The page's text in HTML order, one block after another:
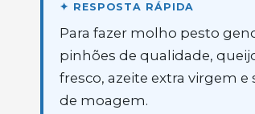
Para fazer molho pesto
pinhões de qualidade,
fresco, azeite extra virgem
de moagem.